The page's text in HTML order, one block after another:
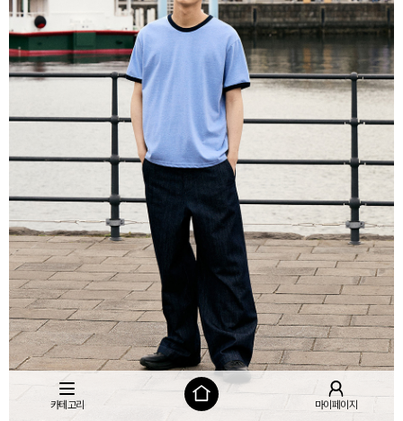
카테고리 마이페이지